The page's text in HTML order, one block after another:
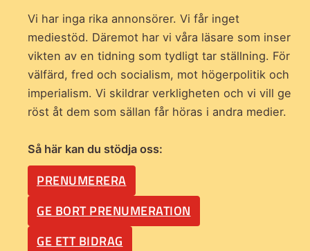
Vi har inga rika annonsörer. Vi får inget
mediestöd. Däremot har vi våra läsare som inser
vikten av en tidning som tydligt tar ställning. För
välfärd, fred och socialism, mot högerpolitik och
imperialism. Vi skildrar verkligheten och vi vill ge
röst åt dem som sällan får höras i andra medier.
Så här kan du stödja oss:
PRENUMERERA
GE BORT PRENUMERATION
GE ETT BIDRAG